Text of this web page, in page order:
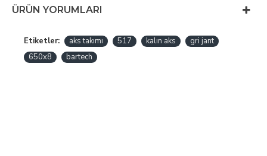
ÜRÜN YORUMLARI
Etiketler: aks takımı 517 kalın aks
gri jant
650x8
bartech